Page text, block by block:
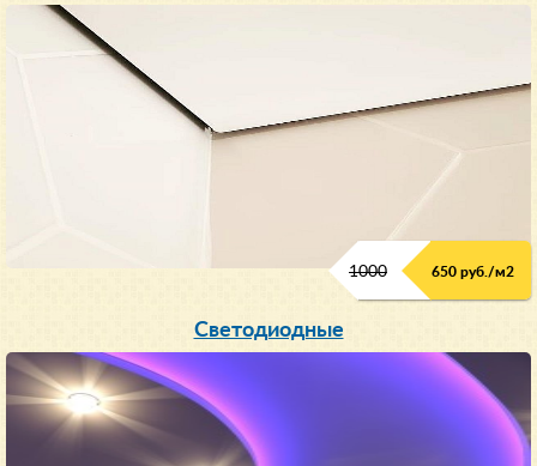
1000 650 руб./м2
Светодиодные